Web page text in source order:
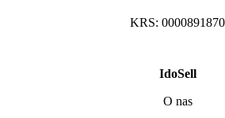
KRS: 0000891870
IdoSell
O nas